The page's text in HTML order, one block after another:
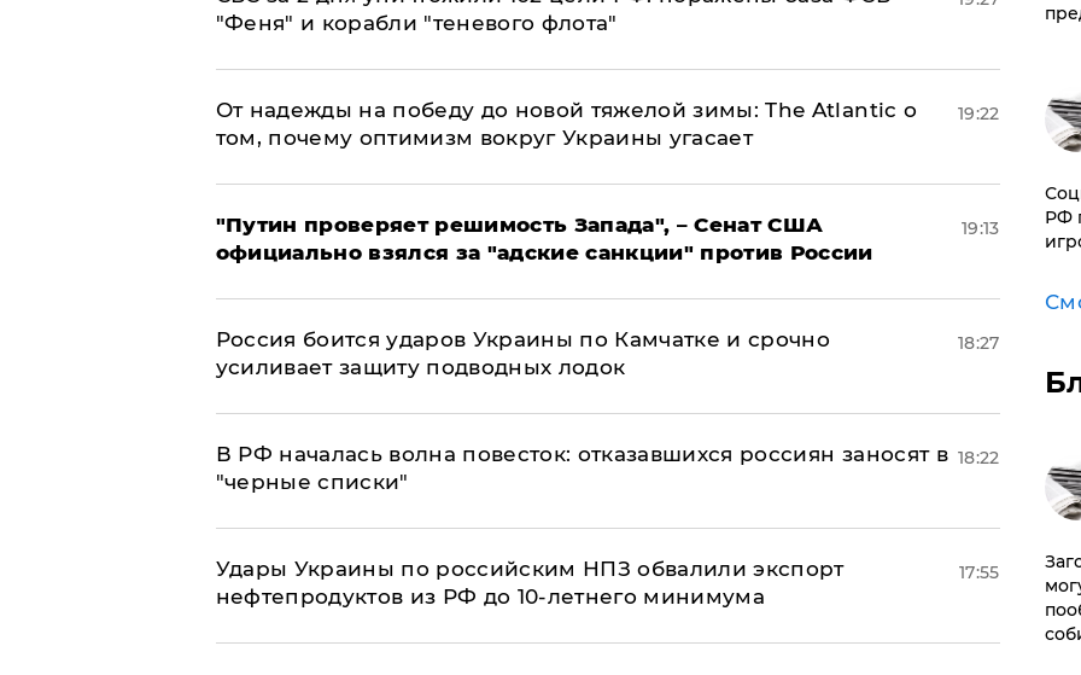
"Феня" и корабли "теневого флота"
От надежды на победу до новой тяжелой зимы: The Atlantic о
том, почему оптимизм вокруг Украины угасает
19:22
"Путин проверяет решимость Запада", – Сенат США
официально взялся за "адские санкции" против России
19:13
Россия боится ударов Украины по Камчатке и срочно
усиливает защиту подводных лодок
18:27
​В РФ началась волна повесток: отказавшихся россиян заносят в
"черные списки"
18:22
Удары Украины по российским НПЗ обвалили экспорт
нефтепродуктов из РФ до 10-летнего минимума
17:55
РФ